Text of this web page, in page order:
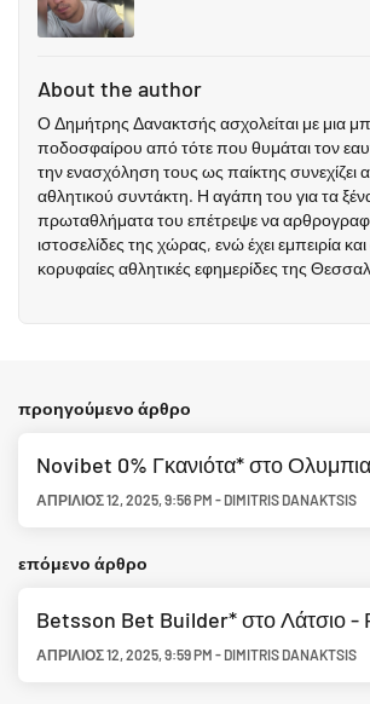
About the author
Ο Δημήτρης Δανακτσής ασχολείται με μια
ποδοσφαίρου από τότε που θυμάται τον
την ενασχόληση τους ως παίκτης συνεχίζει
αθλητικού συντάκτη. Η αγάπη του για τα
πρωταθλήματα του επέτρεψε να
ιστοσελίδες της χώρας, ενώ έχει εμπειρία
κορυφαίες αθλητικές εφημερίδες της
προηγούμενο άρθρο
Novibet 0% Γκανιότα* στο
ΑΠΡΊΛΙΟΣ 12, 2025,9:56 PM - DIMITRIS DANAKTSIS
επόμενο άρθρο
Betsson Bet Builder* στο Λάτσιο -
ΑΠΡΊΛΙΟΣ 12, 2025,9:59 PM - DIMITRIS DANAKTSIS